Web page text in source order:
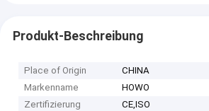
Produkt-Beschreibung
Place of Origin
CHINA
Markenname
HOWO
Zertifizierung
CE,ISO